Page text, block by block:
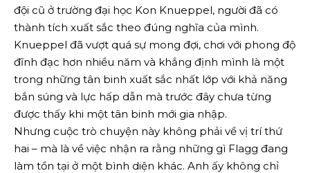
đội cũ ở trường đại học Kon Knueppel, người đã có
thành tích xuất sắc theo đúng nghĩa của mình.
Knueppel đã vượt quá sự mong đợi, chơi với phong độ
đĩnh đạc hơn nhiều năm và khẳng định mình là một
trong những tân binh xuất sắc nhất lớp với khả năng
bắn súng và lực hấp dẫn mà trước đây chưa từng
được thấy khi một tân binh mới gia nhập.
Nhưng cuộc trò chuyện này không phải về vị trí thứ
hai – mà là về việc nhận ra rằng những gì Flagg đang
làm tồn tại ở một bình diện khác. Anh ấy không chỉ